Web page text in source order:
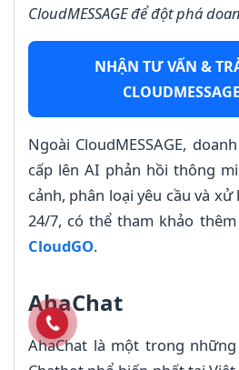
CloudMESSAGE để đột phá
NHẬN TƯ VẤN &
Ngoài CloudMESSAGE,
cấp lên AI phản hồi thông
cảnh, phân loại yêu cầu và
24/7, có thể tham khảo thêm
CloudGO.
AhaChat
AhaChat là một trong những